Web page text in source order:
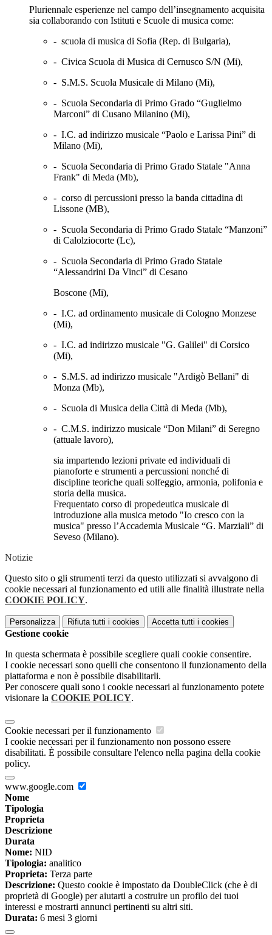
Pluriennale esperienze nel campo dell’insegnamento acquisita
sia collaborando con Istituti e Scuole di musica come:
- scuola di musica di Sofia (Rep. di Bulgaria),
- Civica Scuola di Musica di Cernusco S/N (Mi),
- S.M.S. Scuola Musicale di Milano (Mi),
- Scuola Secondaria di Primo Grado “Guglielmo
Marconi” di Cusano Milanino (Mi),
- I.C. ad indirizzo musicale “Paolo e Larissa Pini” di
Milano (Mi),
- Scuola Secondaria di Primo Grado Statale "Anna
Frank" di Meda (Mb),
- corso di percussioni presso la banda cittadina di
Lissone (MB),
- Scuola Secondaria di Primo Grado Statale “Manzoni”
di Calolziocorte (Lc),
- Scuola Secondaria di Primo Grado Statale
“Alessandrini Da Vinci” di Cesano
Boscone (Mi),
- I.C. ad ordinamento musicale di Cologno Monzese
(Mi),
- I.C. ad indirizzo musicale "G. Galilei" di Corsico
(Mi),
- S.M.S. ad indirizzo musicale "Ardigò Bellani" di
Monza (Mb),
- Scuola di Musica della Città di Meda (Mb),
- C.M.S. indirizzo musicale “Don Milani” di Seregno
(attuale lavoro),
sia impartendo lezioni private ed individuali di
pianoforte e strumenti a percussioni nonché di
discipline teoriche quali solfeggio, armonia, polifonia e
storia della musica.
Frequentato corso di propedeutica musicale di
introduzione alla musica metodo "Io cresco con la
musica" presso l’Accademia Musicale “G. Marziali” di
Seveso (Milano).
Notizie
Questo sito o gli strumenti terzi da questo utilizzati si avvalgono di
cookie necessari al funzionamento ed utili alle finalità illustrate nella
COOKIE POLICY.
Personalizza Rifiuta tutti i cookies Accetta tutti i cookies
Gestione cookie
In questa schermata è possibile scegliere quali cookie consentire.
I cookie necessari sono quelli che consentono il funzionamento della
piattaforma e non è possibile disabilitarli.
Per conoscere quali sono i cookie necessari al funzionamento potete
visionare la COOKIE POLICY.
Cookie necessari per il funzionamento
I cookie necessari per il funzionamento non possono essere
disabilitati. È possibile consultare l'elenco nella pagina della cookie
policy.
www.google.com
Nome
Tipologia
Proprieta
Descrizione
Durata
Nome: NID
Tipologia: analitico
Proprieta: Terza parte
Descrizione: Questo cookie è impostato da DoubleClick (che è di
proprietà di Google) per aiutarti a costruire un profilo dei tuoi
interessi e mostrarti annunci pertinenti su altri siti.
Durata: 6 mesi 3 giorni